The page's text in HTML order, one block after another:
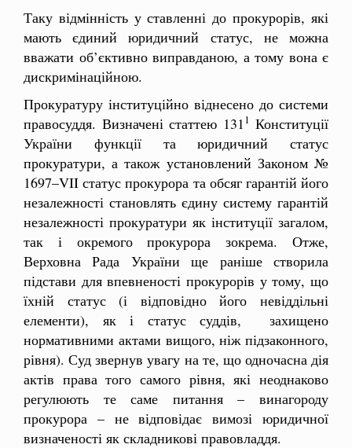
Таку відмінність у ставленні до прокурорів, які
мають єдиний юридичний статус, не можна
вважати об’єктивно виправданою, а тому вона є
дискримінаційною.
Прокуратуру інституційно віднесено до системи
правосуддя. Визначені статтею 131 1 Конституції
України функції та юридичний статус
прокуратури, а також установлений Законом №
1697–VII статус прокурора та обсяг гарантій його
незалежності становлять єдину систему гарантій
незалежності прокуратури як інституції загалом,
так і окремого прокурора зокрема. Отже,
Верховна Рада України ще раніше створила
підстави для впевненості прокурорів у тому, що
їхній статус (і відповідно його невіддільні
елементи), як і статус суддів, захищено
нормативними актами вищого, ніж підзаконного,
рівня). Суд звернув увагу на те, що одночасна дія
актів права того самого рівня, які неоднаково
регулюють те саме питання – винагороду
прокурора – не відповідає вимозі юридичної
визначеності як складникові правовладдя.